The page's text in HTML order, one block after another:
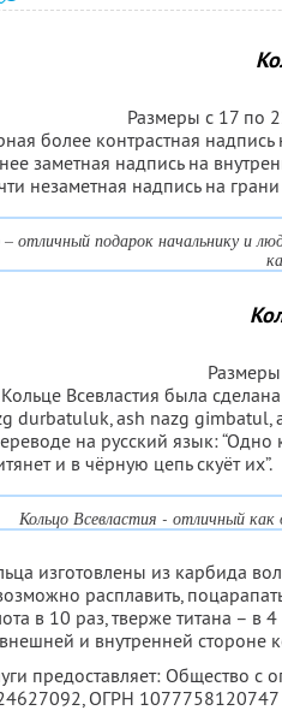
Размеры с 17 по
более контрастная
заметная надпись на
незаметная надпись на
– отличный подарок начальнику и
Всевластия была
durbatuluk, ash nazg
на русский язык:
и в чёрную цепь скуёт их”.
Кольцо Всевластия - отличный
изготовлены из карбида
расплавить,
в 10 раз, тверже титана – в
и внутренней стороне
предоставляет: Общество с
, ОГРН 1077758120747